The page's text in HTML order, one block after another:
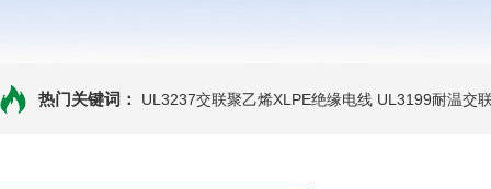
热门关键词： UL3237交联聚乙烯XLPE绝缘电线 UL3199耐温交